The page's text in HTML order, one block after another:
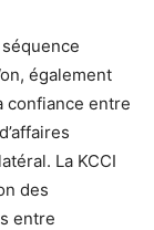
également
confiance entre
La KCCI
des
entre